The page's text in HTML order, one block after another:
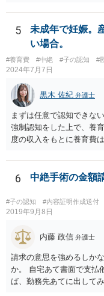
5
未成年で妊娠。
い場合。
#養育費 #中絶 #子の認知 #
2024年7月7日
黒木 佐紀 弁護士
まずは任意で認知できな
強制認知をした上で、養
度の収入をもとに養育費
育費の増額調停を起こす
手方が妊娠について話し
料請求などもできる可能
関わりが不可欠となると
事務所へ早めのご相談を
6 中絶手術の金額
#子の認知 #内容証明作成送付
2019年9月8日
内藤 政信 弁護士
請求の意思を強めるしか
か。 自宅あて書面で支払
ば、勤務先あてに出してみ